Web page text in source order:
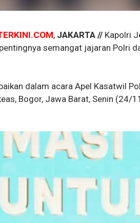
, JAKARTA // Kapolri
semangat jajaran Polri
dalam acara Apel Kasatwil
Bogor, Jawa Barat, Senin (24/